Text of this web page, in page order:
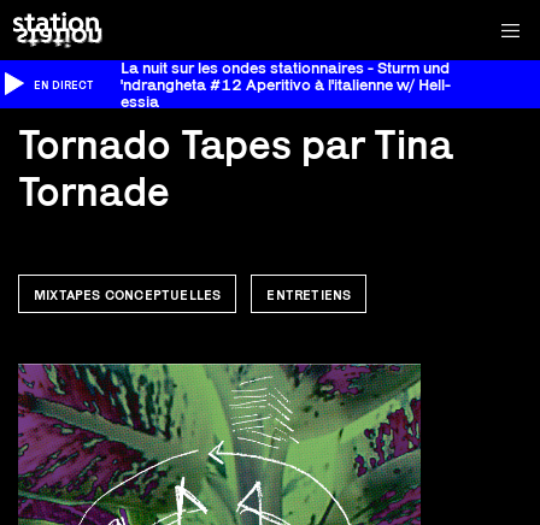
EN DIRECT
La nuit sur les ondes stationnaires - Sturm und
'ndrangheta #12 Aperitivo à l'italienne w/ Hell-
essia
Tornado Tapes par Tina
Tornade
MIXTAPES CONCEPTUELLES ENTRETIENS